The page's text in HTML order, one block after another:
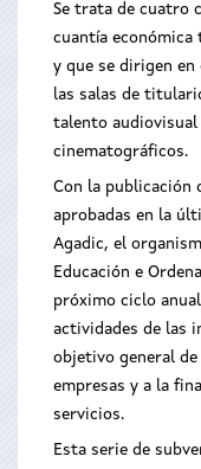
Se trata de cuatro
cuantía económica
y que se dirigen
las salas de
talento audiovisual
cinematográficos.
Con la publicación
aprobadas en la
Agadic, el
Educación e
próximo ciclo
actividades de las
objetivo general
empresas y a la
servicios.
Esta serie de